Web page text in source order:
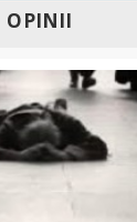
OPINII